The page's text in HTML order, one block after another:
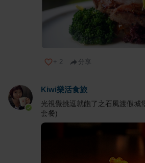
+ 2 分享
Kiwi樂活食旅
光視覺挑逗就飽了之石風渡假城
套餐)